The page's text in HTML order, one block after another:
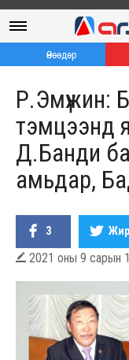
Өнөөдөр
Р.Эмүжин:
тэмцээнд
Д.Банди
амьдар,
3
 2021 оны 9 сарын